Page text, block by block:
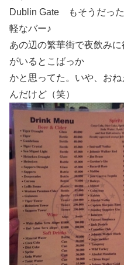
Dublin Gate もそうだっ
軽なバー♪
あの辺の繁華街で夜飲み
がいるとこばっか
かと思ってた。いや、お
んだけど（笑）